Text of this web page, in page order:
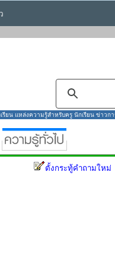
ยน แหล่งความรู้สำหรับครู นักเรียน ข่าว
ตั้งกระทู้คำถามใหม่